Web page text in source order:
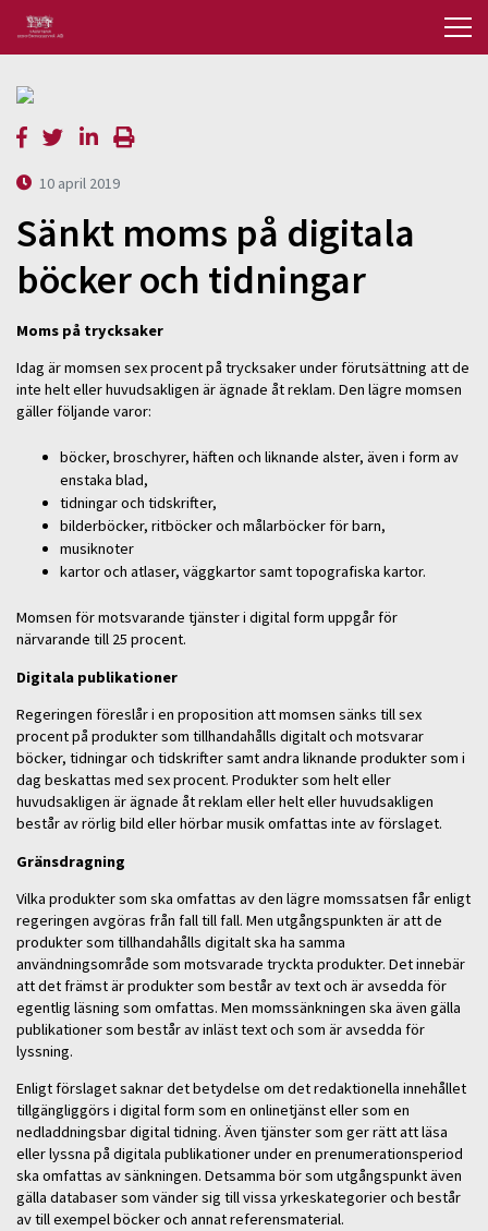
10 april 2019
Sänkt moms på digitala
böcker och tidningar
Moms på trycksaker
Idag är momsen sex procent på trycksaker under förutsättning att de
inte helt eller huvudsakligen är ägnade åt reklam. Den lägre momsen
gäller följande varor:
böcker, broschyrer, häften och liknande alster, även i form av
enstaka blad,
tidningar och tidskrifter,
bilderböcker, ritböcker och målarböcker för barn,
musiknoter
kartor och atlaser, väggkartor samt topografiska kartor.
Momsen för motsvarande tjänster i digital form uppgår för
närvarande till 25 procent.
Digitala publikationer
Regeringen föreslår i en proposition att momsen sänks till sex
procent på produkter som tillhandahålls digitalt och motsvarar
böcker, tidningar och tidskrifter samt andra liknande produkter som i
dag beskattas med sex procent. Produkter som helt eller
huvudsakligen är ägnade åt reklam eller helt eller huvudsakligen
består av rörlig bild eller hörbar musik omfattas inte av förslaget.
Gränsdragning
Vilka produkter som ska omfattas av den lägre momssatsen får enligt
regeringen avgöras från fall till fall. Men utgångspunkten är att de
produkter som tillhandahålls digitalt ska ha samma
användningsområde som motsvarade tryckta produkter. Det innebär
att det främst är produkter som består av text och är avsedda för
egentlig läsning som omfattas. Men momssänkningen ska även gälla
publikationer som består av inläst text och som är avsedda för
lyssning.
Enligt förslaget saknar det betydelse om det redaktionella innehållet
tillgängliggörs i digital form som en onlinetjänst eller som en
nedladdningsbar digital tidning. Även tjänster som ger rätt att läsa
eller lyssna på digitala publikationer under en prenumerationsperiod
ska omfattas av sänkningen. Detsamma bör som utgångspunkt även
gälla databaser som vänder sig till vissa yrkeskategorier och består
av till exempel böcker och annat referensmaterial.